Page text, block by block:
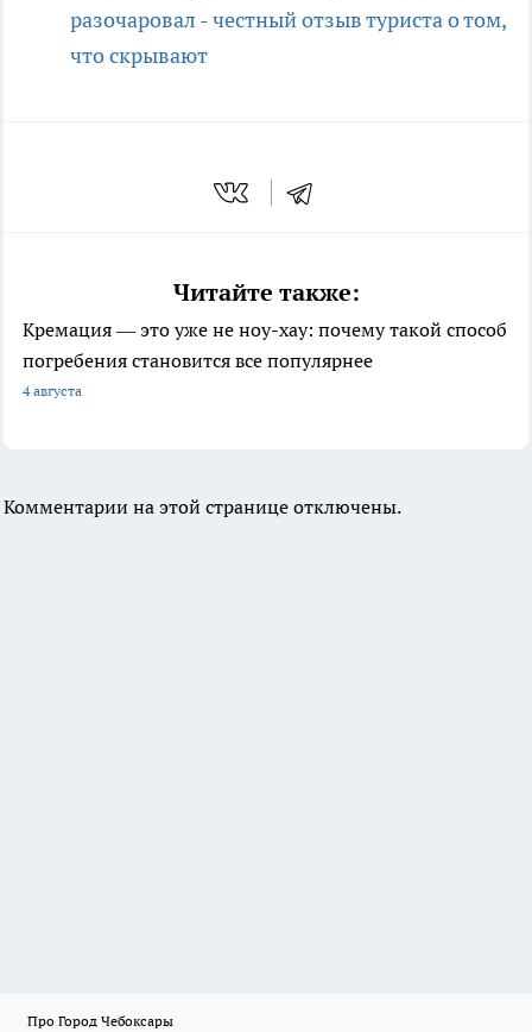
разочаровал - честный отзыв туриста о том,
что скрывают
Читайте также:
Кремация — это уже не ноу-хау: почему такой способ
погребения становится все популярнее
4 августа
Комментарии на этой странице отключены.
Про Город Чебоксары